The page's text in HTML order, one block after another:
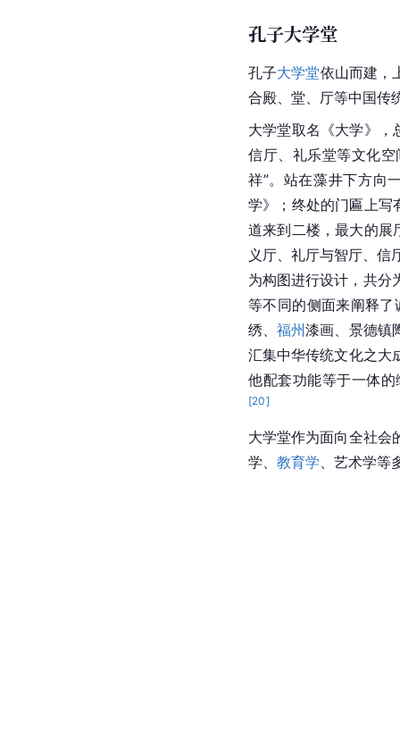
孔子大学堂
孔子大学堂依山而建，
合殿、堂、厅等中国传
大学堂取名《大学》，
信厅、礼乐堂等文化空
祥”。站在藻井下方向
学》；终处的门匾上写
道来到二楼，最大的展
义厅、礼厅与智厅、信
为构图进行设计，共分
等不同的侧面来阐释
绣、福州漆画、景德镇
汇集中华传统文化之大
他配套功能等于一体
[20]
大学堂作为面向全社会
学、 教育学 、艺术学